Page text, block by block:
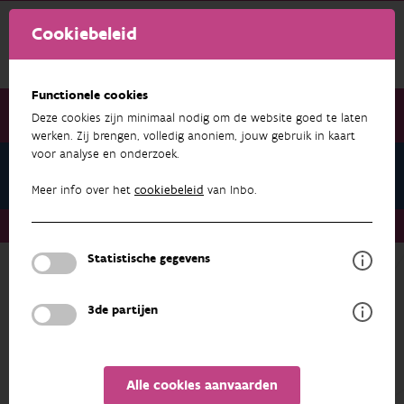
Cookiebeleid
Functionele cookies
Deze cookies zijn minimaal nodig om de website goed te laten
werken. Zij brengen, volledig anoniem, jouw gebruik in kaart
voor analyse en onderzoek.
Meer info over het cookiebeleid van Inbo.
Statistische gegevens
3de partijen
Alle cookies aanvaarden
Natuurfocus Symposium 2023 Save the Date
We kunnen er niet meer omheen, ecologisch
herstel is een must.